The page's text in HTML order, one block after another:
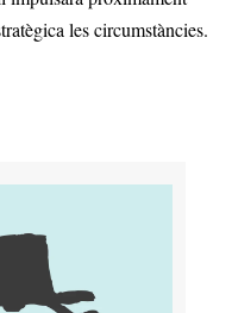
les circumstàncies.